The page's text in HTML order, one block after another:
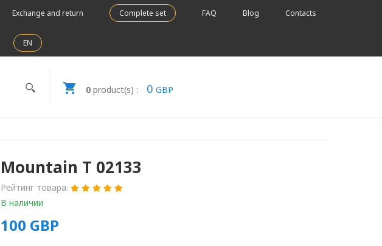
Exchange and return Complete set FAQ Blog Contacts
EN
0product(s) : 0 GBP
Mountain T 02133
Рейтинг товара:
В наличии
100 GBP